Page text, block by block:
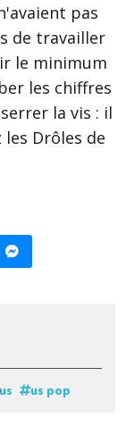
pas
de travailler
le minimum
les chiffres
la vis : il
Drôles de
us pop